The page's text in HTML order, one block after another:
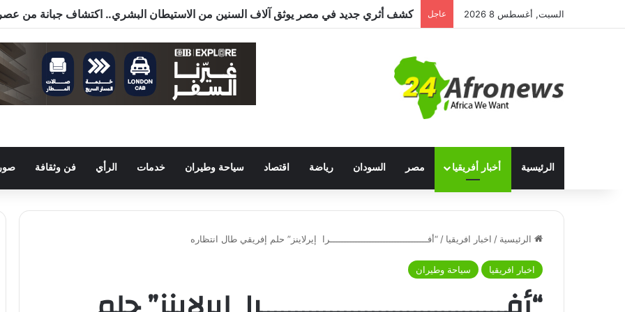
السبت, أغسطس 8 2026 عاجل
الرئيسية أخبار أفريقيا مصر السودان رياضة اقتصاد سياحة وطيران خدمات الرأي فن وثقافة
الرئيسية / اخبار افريقيا / “أفـــــــــــــــــــــــــــــــــــرا إيرلاينز” حلم إفريقي طال انتظاره
اخبار افريقيا سياحة وطيران